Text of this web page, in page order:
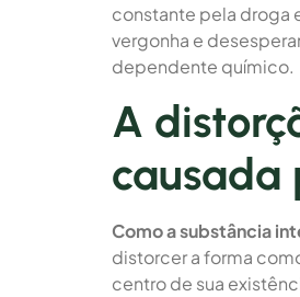
constante pela droga
vergonha e
dependente químico.
A
causada
Como a substância
distorcer a forma
centro de sua